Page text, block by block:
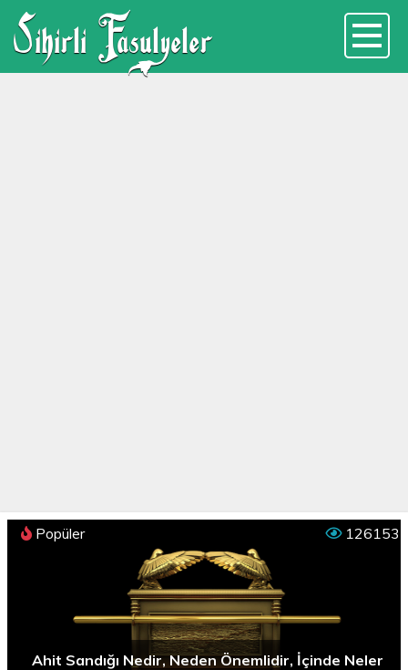
Sihirli Fasulyeler
Ahit Sandığı Nedir, Neden Önemlidir, İçinde Neler
Popüler 126153